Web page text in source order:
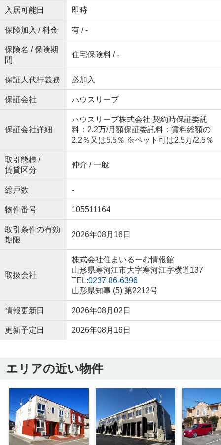
入居可能日 即時
保険加入 / 料金 有 / -
保険名 / 保険期
間
住宅保険料 / -
保証人代行義務 必加入
保証会社 ハウスリーブ
保証会社詳細
ハウスリーブ株式会社 契約時保証委託
料：2.2万/月額保証委託料：賃料総額の
2.2％又は5.5％ ※ペット可は2.5万/2.5％
取引態様 /
賃貸区分
仲介 / 一般
総戸数 -
物件番号 105511164
取引条件の有効
期限
2026年08月16日
取扱会社
株式会社住まいるーむ情報館
山形県寒河江市大字寒河江字横道137
TEL:0237-86-6396
山形県知事 (5) 第2212号
情報更新日 2026年08月02日
更新予定日 2026年08月16日
エリアの近い物件